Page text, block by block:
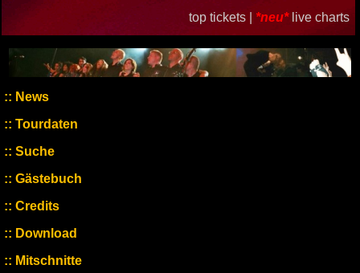
top tickets | *neu* live charts
News
Tourdaten
Suche
Gästebuch
Credits
Download
Mitschnitte